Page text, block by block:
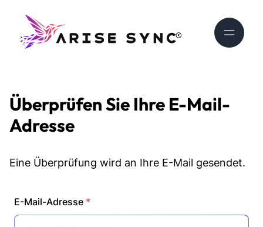
Überprüfen Sie Ihre E-Mail-
Adresse
Eine Überprüfung wird an Ihre E-Mail gesendet.
E-Mail-Adresse *